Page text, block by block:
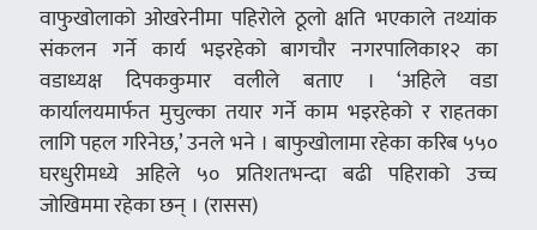
वाफुखोलाको ओखरेनीमा पहिरोले ठूलो क्षति भएकाले तथ्यांक
संकलन गर्ने कार्य भइरहेको बागचौर नगरपालिका­१२ का
वडाध्यक्ष दिपककुमार वलीले बताए । ‘अहिले वडा
कार्यालयमार्फत मुचुल्का तयार गर्ने काम भइरहेको र राहतका
लागि पहल गरिनेछ,’ उनले भने । बाफुखोलामा रहेका करिब ५५०
घरधुरीमध्ये अहिले ५० प्रतिशतभन्दा बढी पहिराको उच्च
जोखिममा रहेका छन् । (रासस)